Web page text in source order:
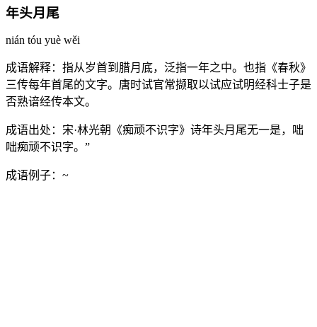
年头月尾
nián tóu yuè wěi
成语解释： 指从岁首到腊月底，泛指一年之中。也指《春秋》
三传每年首尾的文字。唐时试官常撷取以试应试明经科士子是
否熟谙经传本文。
成语出处： 宋·林光朝《痴顽不识字》诗年头月尾无一是，咄
咄痴顽不识字。”
成语例子： ~